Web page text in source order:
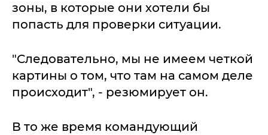
зоны, в которые они хотели бы
попасть для проверки ситуации.
"Следовательно, мы не имеем четкой
картины о том, что там на самом деле
происходит", - резюмирует он.
В то же время командующий